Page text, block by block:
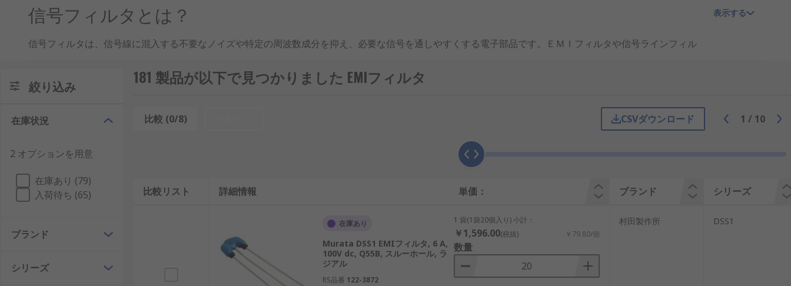
信号フィルタとは？
信号フィルタは、信号線に混入する不要なノイズや特定の周波数成分を抑え、必要な信号を通しやすくする電子部品です。ＥＭＩフィルタや信号ラインフィル
を利用し、周波数に応じて通しやすい成分と減衰させる成分を分ける点が特徴です。制御基板、通信機器、産業機器、車載機器、電源周辺、ブラシレス遠心フ
ァンなどのモーター制御機器で使われます。
信号フィルタの仕組み
信号フィルタは、信号ラインに流れる電気的な成分のうち、不要な高周波ノイズや共通モードノイズを減らす仕組みです。コンデンサは高周波成分を逃がし、
インダクタやフェライト成分は周波数に応じてインピーダンスを高めて、ノイズの伝わりを抑えます。ＲＣ回路やＬＣ回路を使うタイプでは、抵抗、コンデン
サ、インダクタの組み合わせで通過帯域を調整します。データ信号では波形の立ち上がりを崩しすぎないことも重要なため、周波数帯域、減衰特性、信号速度
を合わせて選定します。
信号フィルタは、信号ラインに入るノイズを特定の回路構成や周波数特性で抑える部品カテゴリです。ＥＭＩフィルタ、シグナルフィルタ、信号ラインフィル
タなどを含み、差動信号、単線信号、電源に近い信号、センサー信号など、対象の回路に合わせて選びます。
フェライトビーズは、フェライト材料の損失を利用して高周波ノイズを減衰させる部品です。信号フィルタの構成要素や、簡易的なノイズ対策として使われる
表示する
絞り込み
在庫状況
2 オプションを用意
在庫あり (79)
入荷待ち (65)
ブランド
シリーズ
181 製品が以下で見つかりました EMIフィルタ
比較 (0/8) CSVダウンロード 1 / 10
比較リスト 詳細情報 単価： ブランド シリーズ
在庫あり
Murata DSS1 EMIフィルタ, 6 A,
100V dc, Q55B, スルーホール, ラ
ジアル
RS品番 122-3872
1 袋(1袋20個入り) 小計：
￥1,596.00(税抜) ￥79.80/個
数量
村田製作所 DSS1